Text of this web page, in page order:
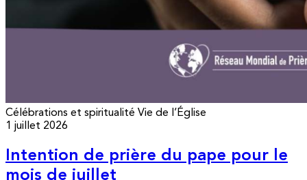
Célébrations et spiritualité Vie de l’Église
1 juillet 2026
Intention de prière du pape pour le
mois de juillet